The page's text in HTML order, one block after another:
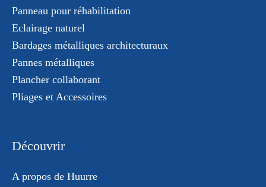
Panneau pour réhabilitation
Eclairage naturel
Bardages métalliques architecturaux
Pannes métalliques
Plancher collaborant
Pliages et Accessoires
Découvrir
A propos de Huurre